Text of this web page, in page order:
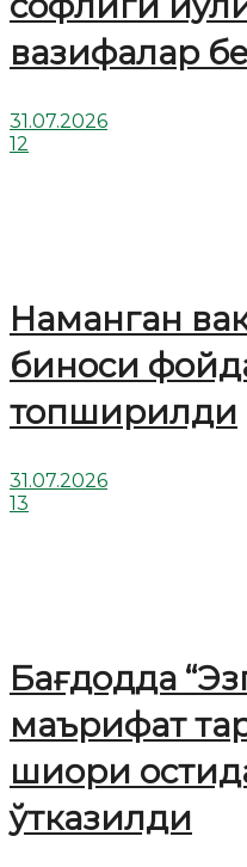
вазифалар
31.07.2026
12
Наманган
биноси
топширилди
31.07.2026
13
Бағдодда
маърифат
шиори
ўтказилди